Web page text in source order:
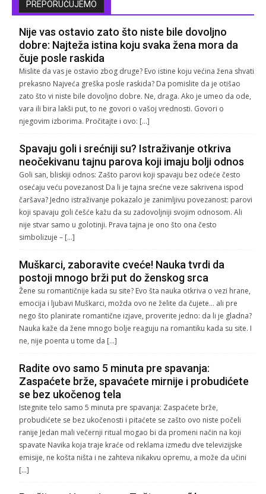
PREPORUČUJEMO
Nije vas ostavio zato što niste bile dovoljno
dobre: Najteža istina koju svaka žena mora da
čuje posle raskida
Mislite da vas je ostavio zbog druge? Evo istine koju većina žena shvati
prekasno Najveća greška posle raskida? Da pomislite da je otišao
zato što vi niste bile dovoljno dobre. Ne, draga. Ako je umeo da ode,
vara ili bira lakši put, to ne govori o vašoj vrednosti. Govori o
njegovim izborima. Pročitajte i ovo: […]
Spavaju goli i srećniji su? Istraživanje otkriva
neočekivanu tajnu parova koji imaju bolji odnos
Goli san, bliskiji odnos: Zašto parovi koji spavaju bez odeće često
osećaju veću povezanost Da li je tajna srećne veze sakrivena ispod
čaršava? Jedno istraživanje pokazalo je zanimljivu povezanost: parovi
koji spavaju goli češće kažu da su zadovoljniji svojim odnosom. Ali
nije stvar samo u golotinji. Prava tajna je ono što ona često
simbolizuje – […]
Muškarci, zaboravite cveće! Nauka tvrdi da
postoji mnogo brži put do ženskog srca
Žene su romantičnije kada su site? Evo šta nauka otkriva o vezi hrane,
emocija i ljubavi Muškarci, možda ovo ne želite da čujete… ali pre
nego što planirate romantične izjave, proverite jedno: da li je gladna?
Nauka kaže da žene mnogo bolje reaguju na romantiku kada su site. I
ne, nije poenta u tome da […]
Radite ovo samo 5 minuta pre spavanja:
Zaspaćete brže, spavaćete mirnije i probudićete
se bez ukočenog tela
Istegnite telo samo 5 minuta pre spavanja: Zaspaćete brže,
probudićete se bez ukočenosti i pitaćete se zašto ovo niste počeli
ranije Jedan mali večernji ritual mogao bi da promeni način na koji
spavate Navika koja traje kraće od reklama između dve televizijske
emisije, ne košta ništa i ne zahteva nikakvu opremu, a može da učini
[…]